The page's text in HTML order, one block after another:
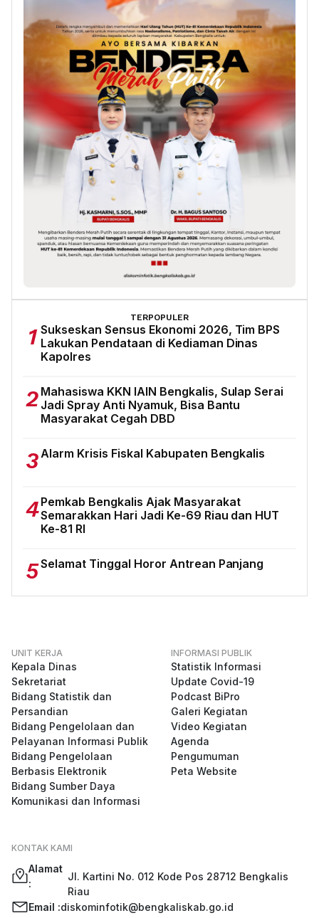
TERPOPULER
1 Sukseskan Sensus Ekonomi 2026, Tim BPS
Lakukan Pendataan di Kediaman Dinas
Kapolres
2 Mahasiswa KKN IAIN Bengkalis, Sulap Serai
Jadi Spray Anti Nyamuk, Bisa Bantu
Masyarakat Cegah DBD
3 Alarm Krisis Fiskal Kabupaten Bengkalis
4Pemkab Bengkalis Ajak Masyarakat
Semarakkan Hari Jadi Ke-69 Riau dan HUT
Ke-81 RI
5Selamat Tinggal Horor Antrean Panjang
UNIT KERJA
Kepala Dinas
Sekretariat
Bidang Statistik dan
Persandian
Bidang Pengelolaan dan
Pelayanan Informasi Publik
Bidang Pengelolaan
Berbasis Elektronik
Bidang Sumber Daya
Komunikasi dan Informasi
INFORMASI PUBLIK
Statistik Informasi
Update Covid-19
Podcast BiPro
Galeri Kegiatan
Video Kegiatan
Agenda
Pengumuman
Peta Website
KONTAK KAMI
Alamat
:
Jl. Kartini No. 012 Kode Pos 28712 Bengkalis
Riau
Email :diskominfotik@bengkaliskab.go.id